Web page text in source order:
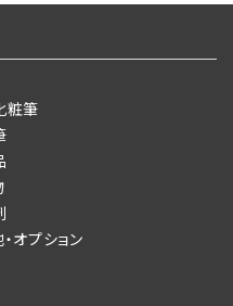
粧筆
オプション